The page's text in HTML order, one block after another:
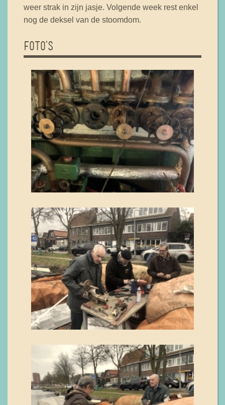
weer strak in zijn jasje. Volgende week rest enkel
nog de deksel van de stoomdom.
FOTO'S